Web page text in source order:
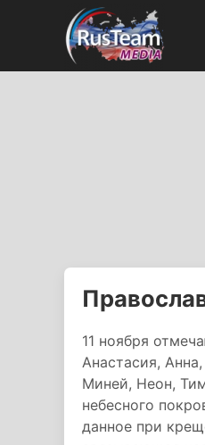
11 ноября
Анастасия,
Миней, Неон,
небесного
данное при